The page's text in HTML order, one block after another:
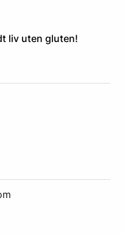
liv uten gluten!